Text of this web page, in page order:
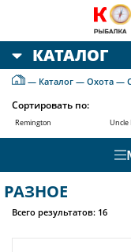
КАТАЛОГ
— Каталог — Охота —
Сортировать по:
Remington Uncle
РАЗНОЕ
Всего результатов: 16